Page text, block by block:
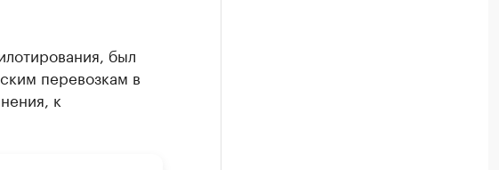
был
перевозкам в
к